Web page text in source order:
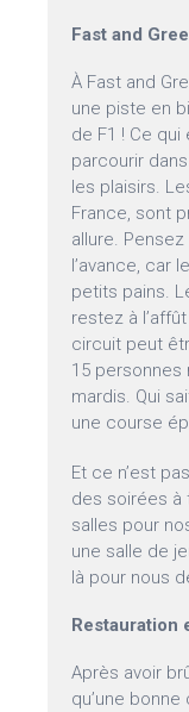
Fast and
À Fast and
une piste en
de F1 ! Ce qui
parcourir
les plaisirs.
France, sont
allure.
l’avance, car
petits pains.
restez à
circuit peut
15 personnes
mardis. Qui
une course
Et ce n’est
des soirées à
salles pour
une salle de
là pour nous
Restauration
Après avoir
qu’une